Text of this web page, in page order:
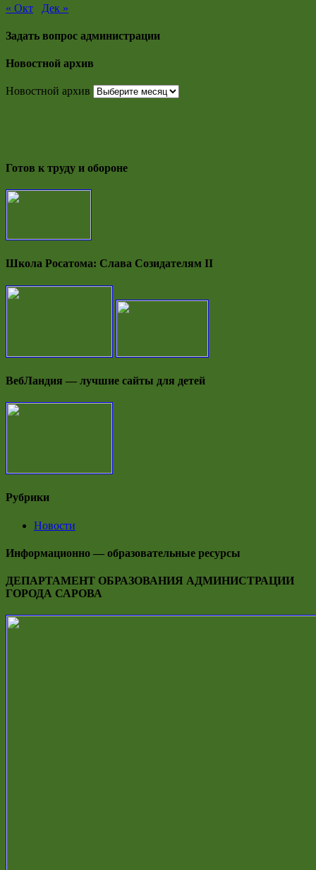
« Окт
Дек »
Задать вопрос администрации
Новостной архив
Новостной архив
Готов к труду и обороне
Школа Росатома: Слава Созидателям II
ВебЛандия — лучшие сайты для детей
Рубрики
Новости
Информационно — образовательные ресурсы
ДЕПАРТАМЕНТ ОБРАЗОВАНИЯ АДМИНИСТРАЦИИ
ГОРОДА САРОВА